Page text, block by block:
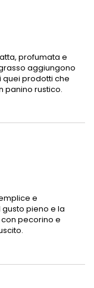
profumata e
aggiungono
quei prodotti che
panino rustico.
e
pieno e la
con pecorino e